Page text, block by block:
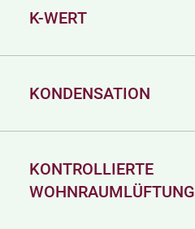
K-WERT
KONDENSATION
KONTROLLIERTE
WOHNRAUMLÜFTUNG